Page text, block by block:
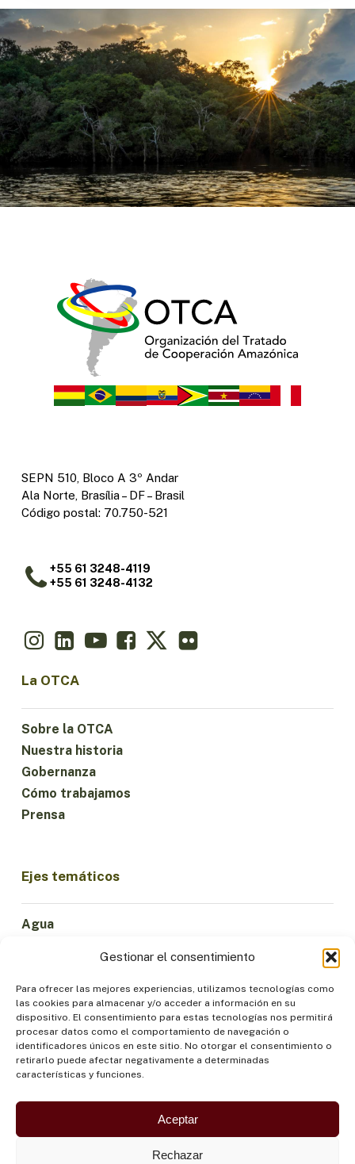
Gestionar el consentimiento
Para ofrecer las mejores experiencias, utilizamos tecnologías como
las cookies para almacenar y/o acceder a información en su
dispositivo. El consentimiento para estas tecnologías nos permitirá
procesar datos como el comportamiento de navegación o
identificadores únicos en este sitio. No otorgar el consentimiento o
retirarlo puede afectar negativamente a determinadas
características y funciones.
Aceptar
Rechazar
SEPN 510, Bloco A 3º Andar
Ala Norte, Brasília – DF – Brasil
Código postal: 70.750-521
+55 61 3248-4119
+55 61 3248-4132
La OTCA
Sobre la OTCA
Nuestra historia
Gobernanza
Cómo trabajamos
Prensa
Ejes temáticos
Agua
Economía Sostenible
Bosques y Biodiversidad
Institucionalidad
Participación
Pueblos Indígenas